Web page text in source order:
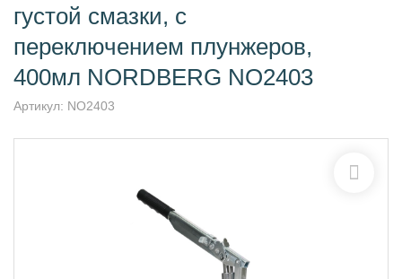
густой смазки, с
переключением плунжеров,
400мл NORDBERG NO2403
Артикул: NO2403